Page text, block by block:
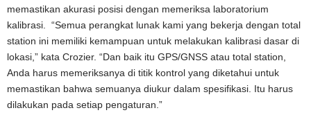
memastikan akurasi posisi dengan memeriksa laboratorium
kalibrasi. “Semua perangkat lunak kami yang bekerja dengan total
station ini memiliki kemampuan untuk melakukan kalibrasi dasar di
lokasi,” kata Crozier. “Dan baik itu GPS/GNSS atau total station,
Anda harus memeriksanya di titik kontrol yang diketahui untuk
memastikan bahwa semuanya diukur dalam spesifikasi. Itu harus
dilakukan pada setiap pengaturan.”